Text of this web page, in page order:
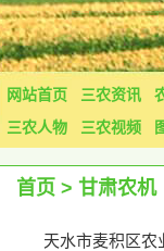
网站首页 三农资讯
三农人物
三农视频
首页 > 甘肃农机
天水市麦积区农